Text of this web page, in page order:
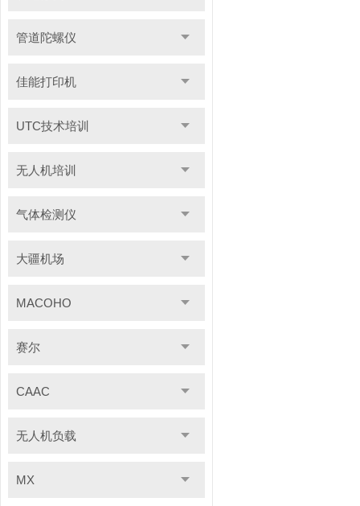
管道陀螺仪
佳能打印机
UTC技术培训
无人机培训
气体检测仪
大疆机场
MACOHO
赛尔
CAAC
无人机负载
MX